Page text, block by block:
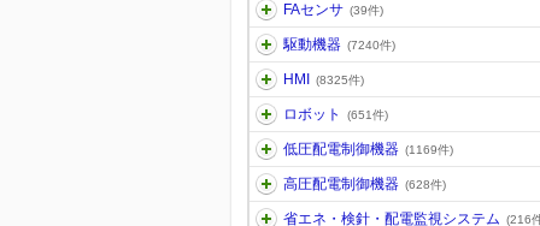
FAセンサ (39件)
駆動機器 (7240件)
HMI (8325件)
ロボット (651件)
低圧配電制御機器 (1169件)
高圧配電制御機器 (628件)
省エネ・検針・配電監視システム (216